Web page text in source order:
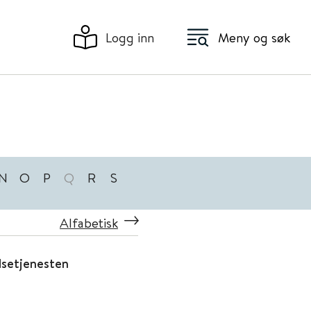
Logg inn Meny og søk
O P Q R S
Alfabetisk